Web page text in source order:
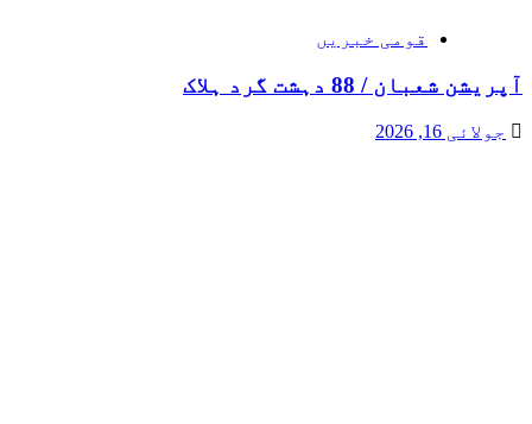
قومی خبریں
آپریشن شعبان / 88 دہشت گرد ہلاک
جولائی 16, 2026